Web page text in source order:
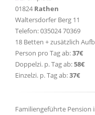
01824 Rathen
Waltersdorfer Berg 11
Telefon: 035024 70369
18 Betten + zusätzlich
Person pro Tag ab:37€
Doppelzi. p. Tag ab:58€
Einzelzi. p. Tag ab:37€
Familiengeführte